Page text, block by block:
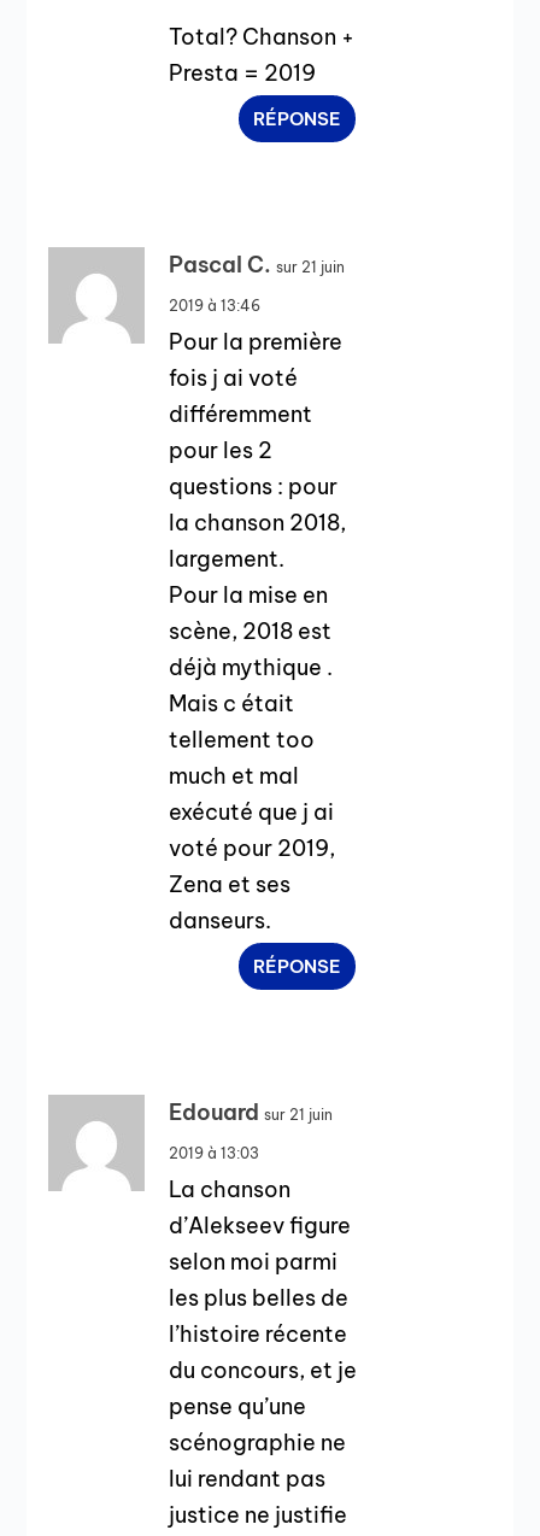
Total? Chanson +
Presta = 2019
RÉPONSE
Pascal C. sur 21 juin
2019 à 13:46
Pour la première
fois j ai voté
différemment
pour les 2
questions : pour
la chanson 2018,
largement.
Pour la mise en
scène, 2018 est
déjà mythique .
Mais c était
tellement too
much et mal
exécuté que j ai
voté pour 2019,
Zena et ses
danseurs.
RÉPONSE
Edouard sur 21 juin
2019 à 13:03
La chanson
d’Alekseev figure
selon moi parmi
les plus belles de
l’histoire récente
du concours, et je
pense qu’une
scénographie ne
lui rendant pas
justice ne justifie